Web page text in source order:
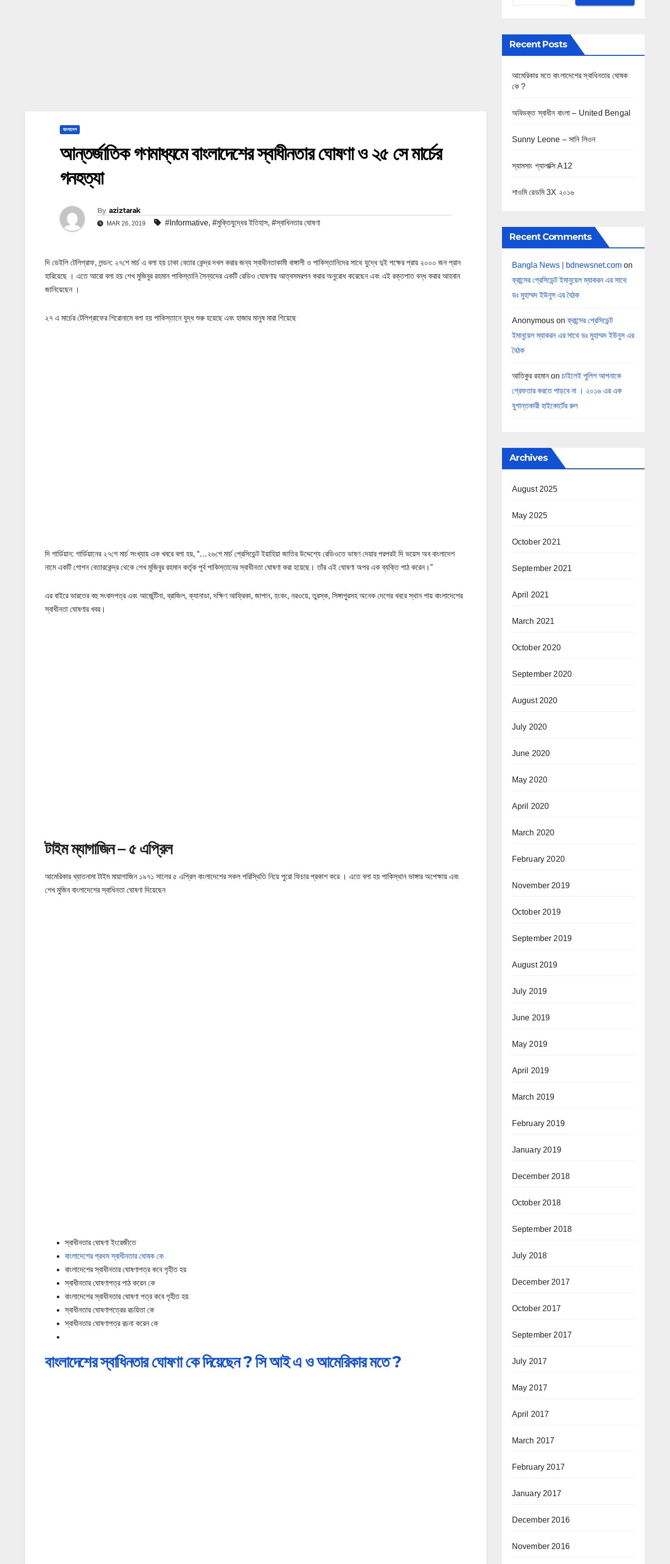
বাংলাদেশ
আন্তর্জাতিক গণমাধ্যমে বাংলাদেশের স্বাধীনতার ঘোষণা ও ২৫ সে মার্চের
গনহত্যা
By aziztarak
MAR 26, 2019 #Informative, #মুক্তিযুদ্ধের ইতিহাস, #স্বাধিনতার ঘোষণা
দি ডেইলি টেলিগ্রাফ, লন্ডন: ২৭শে মার্চ এ বলা হয় ঢাকা বেতার কেন্দ্র দখল করার জন্য স্বাধীনতাকামী বাঙ্গালী ও পাকিস্তানিদের সাথে যুদ্ধে দুই পক্ষের প্রায় ২০০০ জন প্রান
হারিয়েছে । এতে আরো বলা হয় শেখ মুজিবুর রহমান পাকিস্তানি সৈন্যদের একটি রেডিও ঘোষণায় আত্বসমরপন করার অনুরোধ করেছেন এবং এই রক্তপাত বন্ধ করার আহবান
জানিয়েছেন ।
২৭ এ মার্চের টেলিগ্রাফের শিরোনামে বলা হয় পাকিস্তানে যুদ্ধ শুরু হয়েছে এবং হাজার মানুষ মারা গিয়েছে
দি গার্ডিয়ান: গার্ডিয়ানের ২৭শে মার্চ সংখ্যায় এক খবরে বলা হয়, “…২৬শে মার্চ প্রেসিডেন্ট ইয়াহিয়া জাতির উদ্দেশ্যে রেডিওতে ভাষণ দেয়ার পরপরই দি ভয়েস অব বাংলাদেশ
নামে একটি গোপন বেতারকেন্দ্র থেকে শেখ মুজিবুর রহমান কর্তৃক পূর্ব পাকিস্তানের স্বাধীনতা ঘোষণা করা হয়েছে। তাঁর এই ঘোষণা অপর এক ব্যক্তি পাঠ করেন।”
এর বাইরে ভারতের বহু সংবাদপত্র এবং আর্জেন্টিনা, ব্রাজিল, ক্যানাডা, দক্ষিণ আফ্রিকা, জাপান, হংকং, নরওয়ে, তুরস্ক, সিঙ্গাপুরসহ অনেক দেশের খবরে স্থান পায় বাংলাদেশের
স্বাধীনতা ঘোষণার খবর।
টাইম ম্যাগাজিন – ৫ এপ্রিল
আমেরিকার খ্যাতনামা টাইম মায়াগাজিন ১৯৭১ সালের ৫ এপ্রিল বাংলাদেশের সকল পরিস্থিতি নিয়ে পুরো ফিচার প্রকাশ করে । এতে বলা হয় পাকিস্থান ভাঙ্গার অপেক্ষায় এবং
শেখ মুজিব বাংলাদেশের স্বাধিনতা ঘোষণা দিয়েছেন
স্বাধীনতার ঘোষণা ইংরেজীতে
বাংলাদেশের প্রথম স্বাধীনতার ঘোষক কে
বাংলাদেশের স্বাধীনতার ঘোষণাপত্র কবে গৃহীত হয়
স্বাধীনতার ঘোষণাপত্র পাঠ করেন কে
বাংলাদেশের স্বাধীনতার ঘোষণা পত্র কবে গৃহীত হয়
স্বাধীনতার ঘোষণাপত্রের রচয়িতা কে
স্বাধীনতার ঘোষণাপত্র রচনা করেন কে
বাংলাদেশের স্বাধিনতার ঘোষণা কে দিয়েছেন ? সি আই এ ও আমেরিকার মতে ?
Recent Posts
আমেরিকার মতে বাংলাদেশের স্বাধিনতার ঘোষক
কে ?
অবিভক্ত স্বাধীন বাংলা – United Bengal
Sunny Leone – সানি লিওন
স্যামসাং গ্যালাক্সি A12
শাওমি রেডমি 3X ২০১৬
Recent Comments
Bangla News | bdnewsnet.comon
ফ্রান্সের প্রেসিডেন্ট ইমানুয়েল ম্যাকরন এর সাথে
ডঃ মুহাম্মদ ইউনুস এর বৈঠক
Anonymousonফ্রান্সের প্রেসিডেন্ট
ইমানুয়েল ম্যাকরন এর সাথে ডঃ মুহাম্মদ ইউনুস এর
বৈঠক
আতিকুর রহমানon চাইলেই পুলিশ আপনাকে
গ্রেফতার করতে পাড়বে না । ২০১৬ এর এক
যুগান্তকারী হাইকোর্টের রুল
Archives
August 2025
May 2025
October 2021
September 2021
April 2021
March 2021
October 2020
September 2020
August 2020
July 2020
June 2020
May 2020
April 2020
March 2020
February 2020
November 2019
October 2019
September 2019
August 2019
July 2019
June 2019
May 2019
April 2019
March 2019
February 2019
January 2019
December 2018
October 2018
September 2018
July 2018
December 2017
October 2017
September 2017
July 2017
May 2017
April 2017
March 2017
February 2017
January 2017
December 2016
November 2016